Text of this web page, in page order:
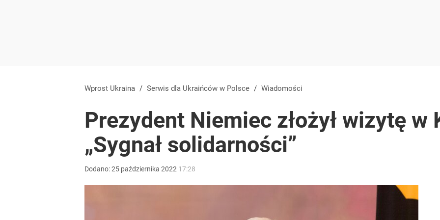
Wprost Ukraina / Serwis dla Ukraińców w Polsce / Wiadomości
Prezydent Niemiec złożył wizytę w
„Sygnał solidarności”
Dodano:25 października 2022 17:28